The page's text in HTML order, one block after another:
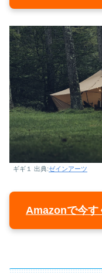
ギギ１ 出典:ゼインアーツ
Amazonで今す